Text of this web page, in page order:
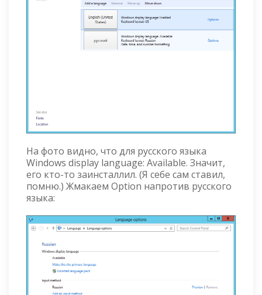
На фото видно, что для русского языка
Windows display language: Available. Значит,
его кто-то заинсталлил. (Я себе сам ставил,
помню.) Жмакаем Option напротив русского
языка: